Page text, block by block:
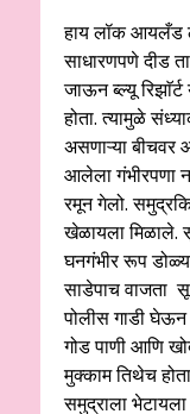
हाय लॉक आयलँड
साधारणपणे दीड
जाऊन ब्ल्यू
होता. त्यामुळे
असणाऱ्या
आलेला गंभीरपणा
रमून गेलो.
खेळायला मिळाले.
घनगंभीर रूप
साडेपाच वाजता
पोलीस गाडी घेऊन
गोड पाणी आणि
मुक्काम तिथेच
समुद्राला